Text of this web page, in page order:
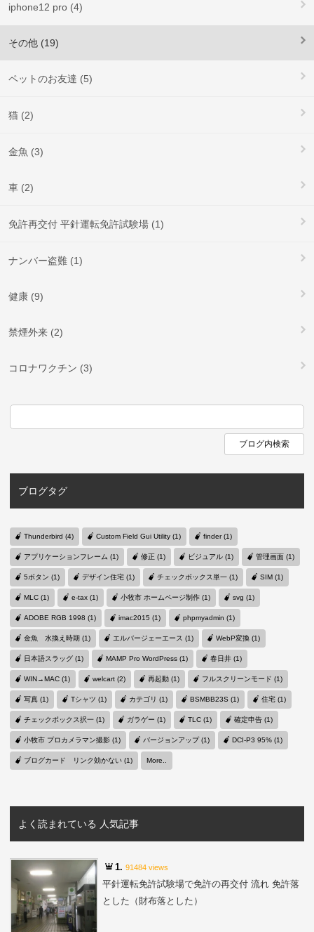
iphone12 pro (4)
その他 (19)
ペットのお友達 (5)
猫 (2)
金魚 (3)
車 (2)
免許再交付 平針運転免許試験場 (1)
ナンバー盗難 (1)
健康 (9)
禁煙外来 (2)
コロナワクチン (3)
ブログタグ
Thunderbird (4) Custom Field Gui Utility (1) finder (1)
アプリケーションフレーム (1) 修正 (1) ビジュアル (1) 管理画面 (1)
5ボタン (1) デザイン住宅 (1) チェックボックス単一 (1) SIM (1)
MLC (1) e-tax (1) 小牧市 ホームページ制作 (1) svg (1)
ADOBE RGB 1998 (1) imac2015 (1) phpmyadmin (1)
金魚 水換え時期 (1) エルバージェーエース (1) WebP変換 (1)
日本語スラッグ (1) MAMP Pro WordPress (1) 春日井 (1)
WIN→MAC (1) welcart (2) 再起動 (1) フルスクリーンモード (1)
写真 (1) Tシャツ (1) カテゴリ (1) BSMBB23S (1) 住宅 (1)
チェックボックス択一 (1) ガラゲー (1) TLC (1) 確定申告 (1)
小牧市 プロカメラマン撮影 (1) バージョンアップ (1) DCI-P3 95% (1)
ブログカード リンク効かない (1) More..
よく読まれている 人気記事
1.91484 views
平針運転免許試験場で免許の再交付 流れ 免許落
とした（財布落とした）